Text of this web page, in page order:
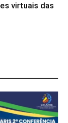
virtuais das